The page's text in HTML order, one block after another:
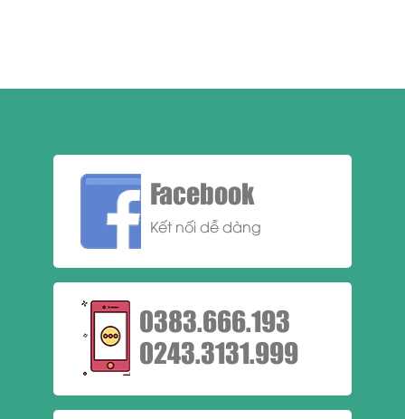
Facebook
Kết nối dễ dàng
0383.666.193
0243.3131.999